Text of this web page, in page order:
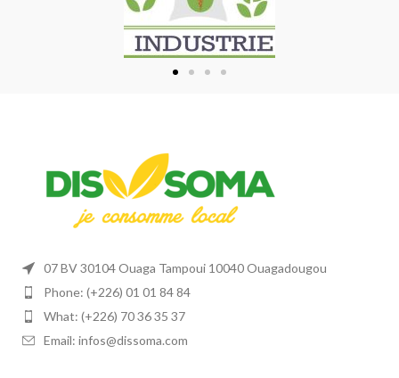
07 BV 30104 Ouaga Tampoui 10040 Ouagadougou
Phone: (+226) 01 01 84 84
What: (+226) 70 36 35 37
Email: infos@dissoma.com